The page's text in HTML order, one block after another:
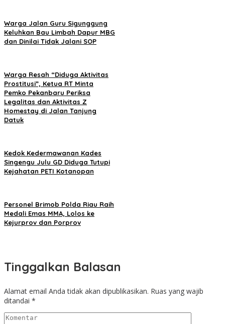
Warga Jalan Guru Sigunggung
Keluhkan Bau Limbah Dapur MBG
dan Dinilai Tidak Jalani SOP
Warga Resah “Diduga Aktivitas
Prostitusi”, Ketua RT Minta
Pemko Pekanbaru Periksa
Legalitas dan Aktivitas Z
Homestay di Jalan Tanjung
Datuk
Kedok Kedermawanan Kades
Singengu Julu GD Diduga Tutupi
Kejahatan PETI Kotanopan
Personel Brimob Polda Riau Raih
Medali Emas MMA, Lolos ke
Kejurprov dan Porprov
Tinggalkan Balasan
Alamat email Anda tidak akan dipublikasikan. Ruas yang wajib
ditandai *